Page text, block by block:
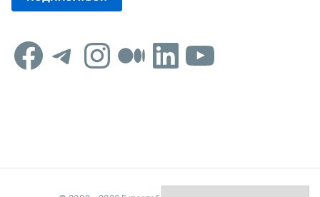
Facebook
Telegram
Instagram
Средний
LinkedIn